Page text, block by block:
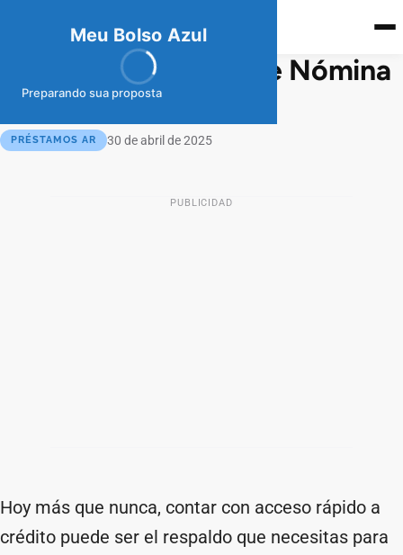
Meu Bolso Azul
Preparando sua proposta
meubolso Azul
Préstamo Personal de Nómina
en BBVA
PRÉSTAMOS AR 30 de abril de 2025
PUBLICIDAD
Hoy más que nunca, contar con acceso rápido a
crédito puede ser el respaldo que necesitas para